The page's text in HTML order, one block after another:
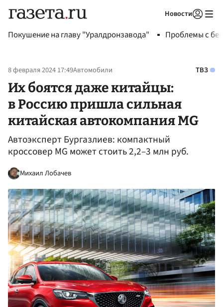
Новости
Покушение на главу "Уралдронзавода" Проблемы с
8 февраля 2024 17:49Автомобили ТВЗ
Их боятся даже китайцы:
в Россию пришла сильная
китайская автокомпания MG
Автоэксперт Бургазлиев: компактный
кроссовер MG может стоить 2,2–3 млн руб.
Михаил Лобачев